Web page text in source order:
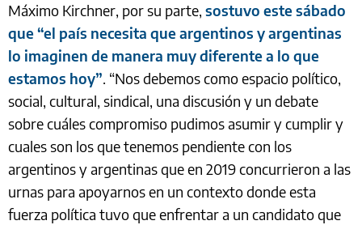
Máximo Kirchner, por su parte, sostuvo este sábado
que “el país necesita que argentinos y argentinas
lo imaginen de manera muy diferente a lo que
estamos hoy”. “Nos debemos como espacio político,
social, cultural, sindical, una discusión y un debate
sobre cuáles compromiso pudimos asumir y cumplir y
cuales son los que tenemos pendiente con los
argentinos y argentinas que en 2019 concurrieron a las
urnas para apoyarnos en un contexto donde esta
fuerza política tuvo que enfrentar a un candidato que